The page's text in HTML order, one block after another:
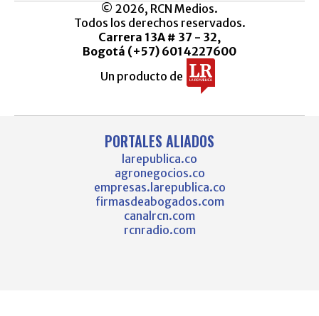
© 2026, RCN Medios.
Todos los derechos reservados.
Carrera 13A # 37 - 32,
Bogotá (+57) 6014227600
Un producto de
PORTALES ALIADOS
larepublica.co
agronegocios.co
empresas.larepublica.co
firmasdeabogados.com
canalrcn.com
rcnradio.com